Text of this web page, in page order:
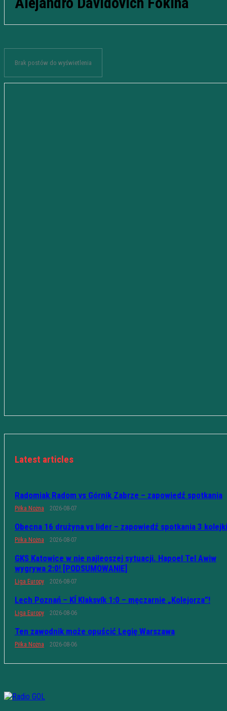
Brak postów do wyświetlenia
Latest articles
Radomiak Radom vs Górnik Zabrze – zapowiedź spotkania
Piłka Nożna 2026-08-07
Obecna 16 drużyna vs lider – zapowiedź spotkania 3 kolejki
Piłka Nożna 2026-08-07
GKS Katowice w nie najleoszej sytuacji. Hapoel Tel Awiw
wygrywa 2:0! [PODSUMOWANIE]
Liga Europy 2026-08-07
Lech Poznań – KÍ Klaksvík 1:0 – męczarnie „Kolejorza”!
Liga Europy 2026-08-06
Ten zawodnik może opuścić Legię Warszawa
Piłka Nożna 2026-08-06